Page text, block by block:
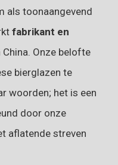
als toonaangevend
fabrikant en
China. Onze belofte
bierglazen te
woorden; het is een
door onze
aflatende streven